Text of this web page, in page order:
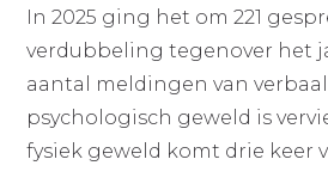
In 2025 ging het om 221
verdubbeling tegenover het
aantal meldingen van
psychologisch geweld is
fysiek geweld komt drie keer